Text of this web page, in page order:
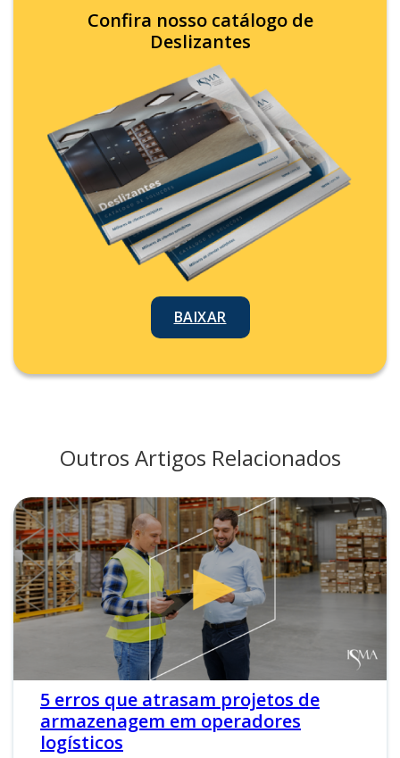
Confira nosso catálogo de
Deslizantes
BAIXAR
Outros Artigos Relacionados
5 erros que atrasam projetos de
armazenagem em operadores
logísticos